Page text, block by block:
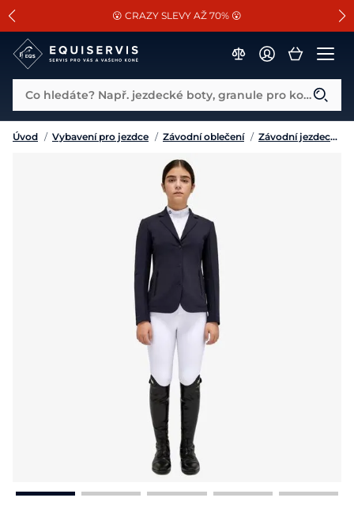
SLEVA 13% na vše od Cassini!
😮 CRAZY SLEVY AŽ 70% 😮
📐Pasování a doplňky k vybraným sedlům ZDARMA 🐴
Co hledáte? Např. jezdecké boty, granule pro koně...
Úvod / Vybavení pro jezdce / Závodní oblečení / Závodní jezdecká saka